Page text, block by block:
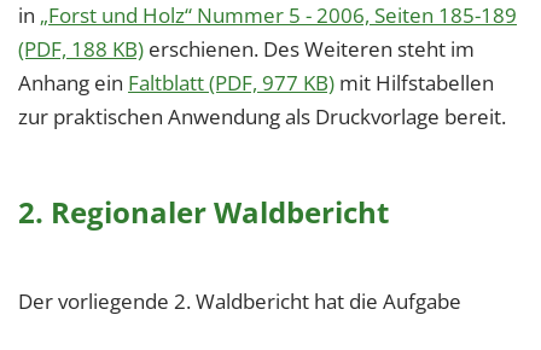
in „Forst und Holz“ Nummer 5 - 2006, Seiten 185-189
(PDF, 188 KB) erschienen. Des Weiteren steht im
Anhang ein Faltblatt (PDF, 977 KB) mit Hilfstabellen
zur praktischen Anwendung als Druckvorlage bereit.
2. Regionaler Waldbericht
Der vorliegende 2. Waldbericht hat die Aufgabe